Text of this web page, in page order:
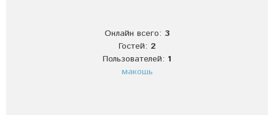
Онлайн всего: 3
Гостей: 2
Пользователей: 1
макошь